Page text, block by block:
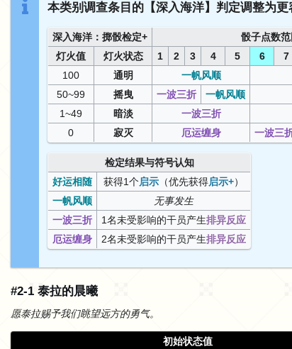
本类别调查条目的【深入海洋】判定调整为更
深入海洋：掷骰检定+
骰子点数范
灯火值
灯火状态 1 2 3 4 5 6 7
100
通明 一帆风顺
50~99
摇曳 一波三折 一帆风顺
1~49
暗淡 一波三折
0
寂灭 厄运缠身 一波三
检定结果与符号认知
好运相随
获得1个启示 （优先获得启示+）
一帆风顺
无事发生
一波三折
1名未受影响的干员产生排异反应
厄运缠身
2名未受影响的干员产生排异反应
#2-1 泰拉的晨曦
愿泰拉赐予我们眺望远方的勇气。
初始状态值